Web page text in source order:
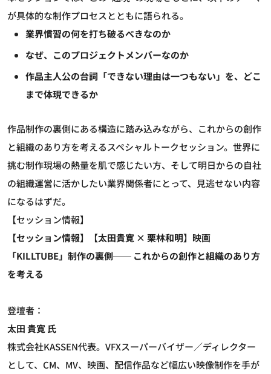
が具体的な制作プロセスとともに語られる。
業界慣習の何を打ち破るべきなのか
なぜ、このプロジェクトメンバーなのか
作品主人公の台詞「できない理由は一つもない」を、どこ
まで体現できるか
作品制作の裏側にある構造に踏み込みながら、これからの創作
と組織のあり方を考えるスペシャルトークセッション。世界に
挑む制作現場の熱量を肌で感じたい方、そして明日からの自社
の組織運営に活かしたい業界関係者にとって、見逃せない内容
になるはずだ。
【セッション情報】
【セッション情報】【太田貴寛 × 栗林和明】映画
「KILLTUBE」制作の裏側── これからの創作と組織のあり方
を考える
登壇者：
太田 貴寛 氏
株式会社KASSEN代表。VFXスーパーバイザー／ディレクター
として、CM、MV、映画、配信作品など幅広い映像制作を手が